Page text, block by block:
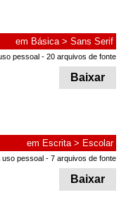
em Básica> Sans Serif
pessoal - 20 arquivos de fonte
Baixar
em Escrita> Escolar
uso pessoal - 7 arquivos de fonte
Baixar